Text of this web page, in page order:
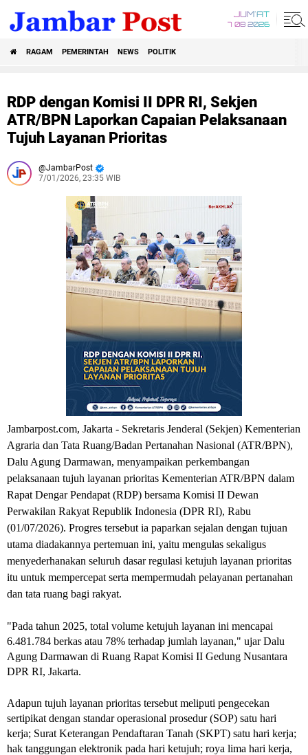
JUM'AT
7 08 2026
RAGAM PEMERINTAH NEWS POLITIK
RDP dengan Komisi II DPR RI, Sekjen
ATR/BPN Laporkan Capaian Pelaksanaan
Tujuh Layanan Prioritas
JambarPost
7/01/2026, 23:35 WIB
Jambarpost.com, Jakarta - Sekretaris Jenderal (Sekjen) Kementerian
Agraria dan Tata Ruang/Badan Pertanahan Nasional (ATR/BPN),
Dalu Agung Darmawan, menyampaikan perkembangan
pelaksanaan tujuh layanan prioritas Kementerian ATR/BPN dalam
Rapat Dengar Pendapat (RDP) bersama Komisi II Dewan
Perwakilan Rakyat Republik Indonesia (DPR RI), Rabu
(01/07/2026). Progres tersebut ia paparkan sejalan dengan tujuan
utama diadakannya pertemuan ini, yaitu mengulas sekaligus
menyederhanakan seluruh dasar regulasi ketujuh layanan prioritas
itu untuk mempercepat serta mempermudah pelayanan pertanahan
dan tata ruang bagi rakyat.
"Pada tahun 2025, total volume ketujuh layanan ini mencapai
6.481.784 berkas atau 78% terhadap jumlah layanan," ujar Dalu
Agung Darmawan di Ruang Rapat Komisi II Gedung Nusantara
DPR RI, Jakarta.
Adapun tujuh layanan prioritas tersebut meliputi pengecekan
sertipikat dengan standar operasional prosedur (SOP) satu hari
kerja; Surat Keterangan Pendaftaran Tanah (SKPT) satu hari kerja;
hak tanggungan elektronik pada hari ketujuh; roya lima hari kerja,